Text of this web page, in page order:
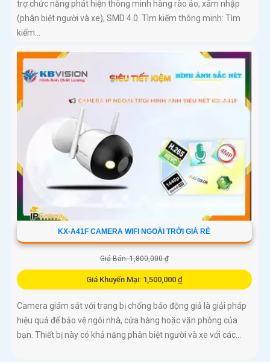
trợ chức năng phát hiện thông minh hàng rào ảo, xâm nhập
(phân biệt người và xe), SMD 4.0. Tìm kiếm thông minh: Tìm
kiếm...
KX-A41F CAMERA WIFI NGOÀI TRỜI GIÁ RẺ
Giá Bán: 1,800,000 ₫
Giá Khuyến Mại: 1,500,000 ₫
Camera giám sát với trang bị chống báo động giả là giải pháp
hiệu quả để bảo vệ ngôi nhà, cửa hàng hoặc văn phòng của
bạn. Thiết bị này có khả năng phân biệt người và xe với các...